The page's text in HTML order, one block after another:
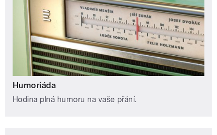
Humoriáda
Hodina plná humoru na vaše přání.